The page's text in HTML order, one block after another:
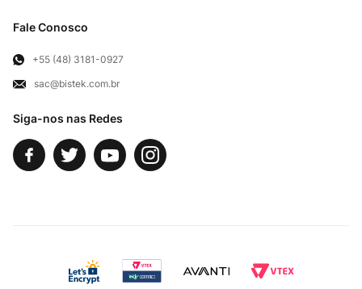
Siga-nos nas Redes
Troca e Devoluções
Exercício de Direito
Fale Conosco
Fale Conosco
+55 (48) 3181-0927
sac@bistek.com.br